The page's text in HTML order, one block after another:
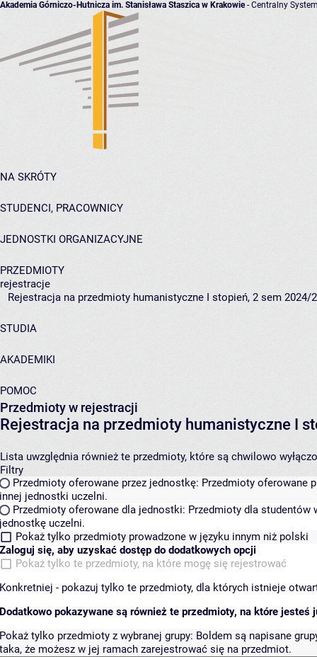
Akademia Górniczo-Hutnicza im. Stanisława Staszica w Krakowie- Centralny
NA SKRÓTY
STUDENCI, PRACOWNICY
JEDNOSTKI ORGANIZACYJNE
PRZEDMIOTY
rejestracje
Rejestracja na przedmioty humanistyczne I stopień, 2 sem 2024/
STUDIA
AKADEMIKI
POMOC
Przedmioty w rejestracji
Rejestracja na przedmioty humanistyczne I
Lista uwzględnia również te przedmioty, które są chwilowo
Filtry
Przedmioty oferowane przez jednostkę: Przedmioty oferowane
innej jednostki uczelni.
Przedmioty oferowane dla jednostki: Przedmioty dla studentów
jednostkę uczelni.
Pokaż tylko przedmioty prowadzone w języku innym niż polski
Zaloguj się, aby uzyskać dostęp do dodatkowych opcji
Pokaż tylko te przedmioty, na które mogę się rejestrować
Konkretniej - pokazuj tylko te przedmioty, dla których istnieje
Dodatkowo pokazywane są również te przedmioty, na które jesteś
Pokaż tylko przedmioty z wybranej grupy: Boldem są napisane
taka, że możesz w jej ramach zarejestrować się na przedmiot.